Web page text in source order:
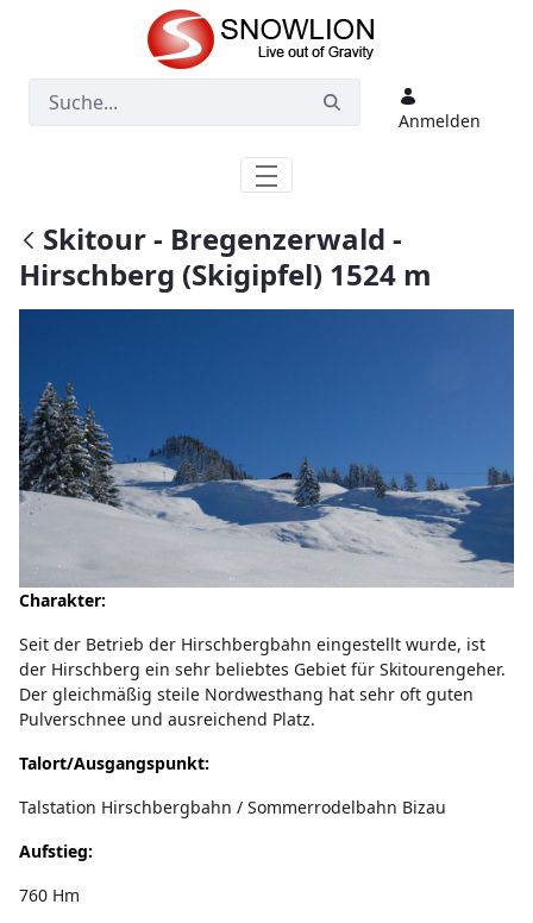
Zum Hauptinhalt springen
Anmelden
Skitour - Bregenzerwald -
Hirschberg (Skigipfel) 1524 m
Charakter:
Seit der Betrieb der Hirschbergbahn eingestellt wurde, ist
der Hirschberg ein sehr beliebtes Gebiet für Skitourengeher.
Der gleichmäßig steile Nordwesthang hat sehr oft guten
Pulverschnee und ausreichend Platz.
Talort/Ausgangspunkt:
Talstation Hirschbergbahn / Sommerrodelbahn Bizau
Aufstieg:
760 Hm